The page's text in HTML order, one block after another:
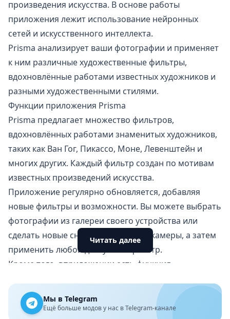
произведения искусства. В основе работы
приложения лежит использование нейронных
сетей и искусственного интеллекта.
Prisma анализирует ваши фотографии и применяет
к ним различные художественные фильтры,
вдохновлённые работами известных художников и
разными художественными стилями.
Функции приложения Prisma
Prisma предлагает множество фильтров,
вдохновлённых работами знаменитых художников,
таких как Ван Гог, Пикассо, Моне, Левенштейн и
многих других. Каждый фильтр создан по мотивам
известных произведений искусства.
Приложение регулярно обновляется, добавляя
новые фильтры и возможности. Вы можете выбрать
фотографии из галереи своего устройства или
сделать новые снимки с помощью камеры, а затем
применить любой доступный фильтр.
Кроме того, вприложении есть функция
можете накладывать один фильтр на другой,
создавая уникальные комбинации эффектов.
Читать далее
Мы в Telegram
Ещё больше модов у нас в Telegram-канале